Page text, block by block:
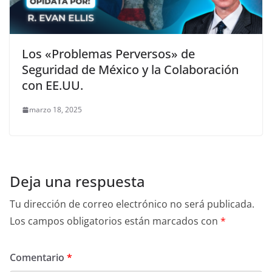
Los «Problemas Perversos» de
Seguridad de México y la Colaboración
con EE.UU.
marzo 18, 2025
Deja una respuesta
Tu dirección de correo electrónico no será publicada.
Los campos obligatorios están marcados con *
Comentario *